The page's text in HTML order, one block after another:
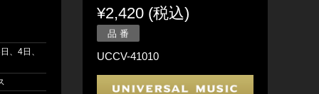
、4日、
¥2,420 (税込)
品 番
UCCV-41010